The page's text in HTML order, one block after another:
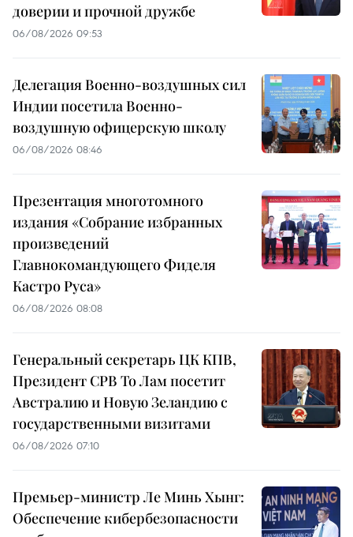
доверии и прочной дружбе
06/08/2026 09:53
Делегация Военно-воздушных сил
Индии посетила Военно-
воздушную офицерскую школу
06/08/2026 08:46
Презентация многотомного
издания «Собрание избранных
произведений
Главнокомандующего Фиделя
Кастро Руса»
06/08/2026 08:08
Генеральный секретарь ЦК КПВ,
Президент СРВ То Лам посетит
Австралию и Новую Зеландию с
государственными визитами
06/08/2026 07:10
Премьер-министр Ле Минь Хынг:
Обеспечение кибербезопасности